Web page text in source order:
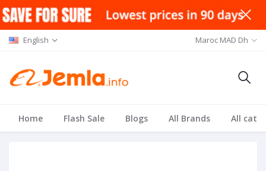
English Maroc MAD Dh
Home Flash Sale Blogs All Brands All